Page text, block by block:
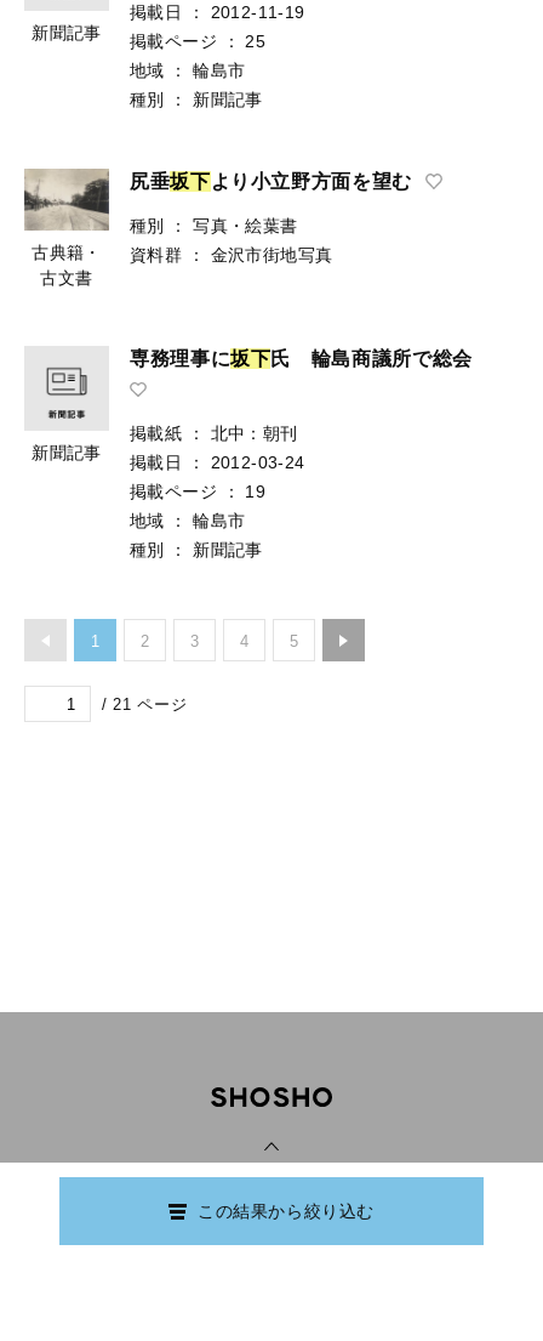
新聞記事
掲載日
：
2012-11-19
掲載ページ
：
25
地域
：
輪島市
種別
： 新聞記事
古典籍・
古文書
尻垂坂下より小立野方面を望む
種別 ：
写真・絵葉書
資料群
： 金沢市街地写真
新聞記事
専務理事に坂下氏 輪島商議所で総会
掲載紙 ：
北中：朝刊
掲載日
：
2012-03-24
掲載ページ
：
19
地域
：
輪島市
種別
： 新聞記事
1 2 3 4 5
/ 21 ページ
この結果から絞り込む
Copyright © Ishikawa Prefectural Library.